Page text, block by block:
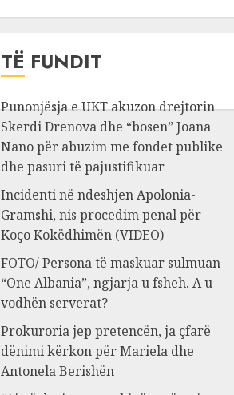
TË FUNDIT
Punonjësja e UKT akuzon drejtorin
Skerdi Drenova dhe “bosen” Joana
Nano për abuzim me fondet publike
dhe pasuri të pajustifikuar
Incidenti në ndeshjen Apolonia-
Gramshi, nis procedim penal për
Koço Kokëdhimën (VIDEO)
FOTO/ Persona të maskuar sulmuan
“One Albania”, ngjarja u fsheh. A u
vodhën serverat?
Prokuroria jep pretencën, ja çfarë
dënimi kërkon për Mariela dhe
Antonela Berishën